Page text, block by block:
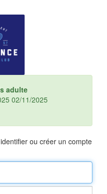
adulte
02/11/2025
ou créer un compte